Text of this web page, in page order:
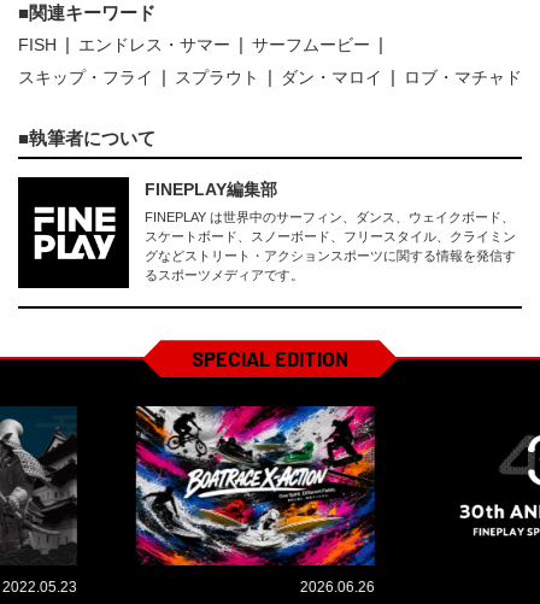
関連キーワード
FISH エンドレス・サマー
サーフムービー
スキップ・フライ
スプラウト ダン・マロイ ロブ・マチャド
執筆者について
FINEPLAY編集部
FINEPLAY は世界中のサーフィン、ダンス、ウェイクボード、
スケートボード、スノーボード、フリースタイル、クライミン
グなどストリート・アクションスポーツに関する情報を発信す
るスポーツメディアです。
SPECIAL EDITION
2022.05.23 2026.06.26